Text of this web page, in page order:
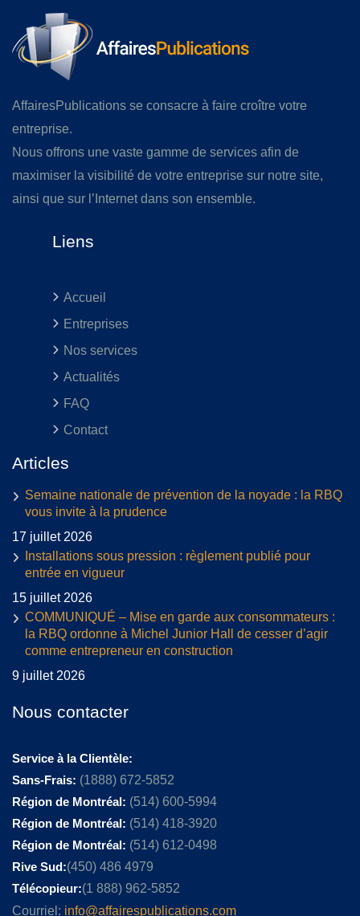
AffairesPublications se consacre à faire croître votre
entreprise.
Nous offrons une vaste gamme de services afin de
maximiser la visibilité de votre entreprise sur notre site,
ainsi que sur l’Internet dans son ensemble.
Liens
Accueil
Entreprises
Nos services
Actualités
FAQ
Contact
Articles
Semaine nationale de prévention de la noyade : la RBQ
vous invite à la prudence
17 juillet 2026
Installations sous pression : règlement publié pour
entrée en vigueur
15 juillet 2026
COMMUNIQUÉ – Mise en garde aux consommateurs :
la RBQ ordonne à Michel Junior Hall de cesser d’agir
comme entrepreneur en construction
9 juillet 2026
Nous contacter
Service à la Clientèle:
Sans-Frais: (1888) 672-5852
Région de Montréal: (514) 600-5994
Région de Montréal: (514) 418-3920
Région de Montréal: (514) 612-0498
Rive Sud:(450) 486 4979
Télécopieur:(1 888) 962-5852
Courriel: info@affairespublications.com